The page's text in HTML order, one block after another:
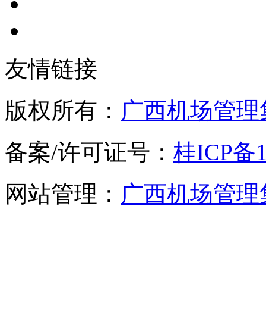
友情链接
版权所有： 广西机场管理
备案/许可证号： 桂ICP备
网站管理： 广西机场管理